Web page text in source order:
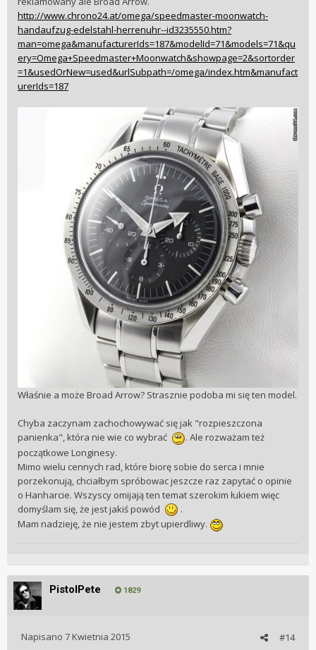
http://www.chrono24.at/omega/speedmaster-moonwatch-
handaufzug-edelstahl-herrenuhr--id3235550.htm?
man=omega&manufacturerIds=187&modelId=71&models=71&qu
ery=Omega+Speedmaster+Moonwatch&showpage=2&sortorder
=1&usedOrNew=used&urlSubpath=/omega/index.htm&manufact
urerIds=187
Właśnie a może Broad Arrow? Strasznie podoba mi się ten model.
Chyba zaczynam zachochowywać się jak "rozpieszczona
panienka", która nie wie co wybrać
. Ale rozważam też
początkowe Longinesy.
Mimo wielu cennych rad, które biorę sobie do serca i mnie
porzekonują, chciałbym spróbowac jeszcze raz zapytać o opinie
o Hanharcie. Wszyscy omijają ten temat szerokim łukiem więc
domyślam się, że jest jakiś powód
.
Mam nadzieję, że nie jestem zbyt upierdliwy.
PistolPete 1829
#14
Napisano 7 Kwietnia 2015